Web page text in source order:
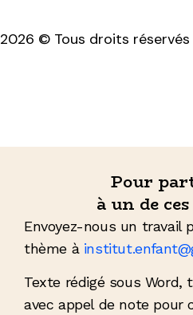
2026 © Tous droits réservés
Pour
à un de
Envoyez-nous un travail
thème à
Texte rédigé sous Word,
avec appel de note pour